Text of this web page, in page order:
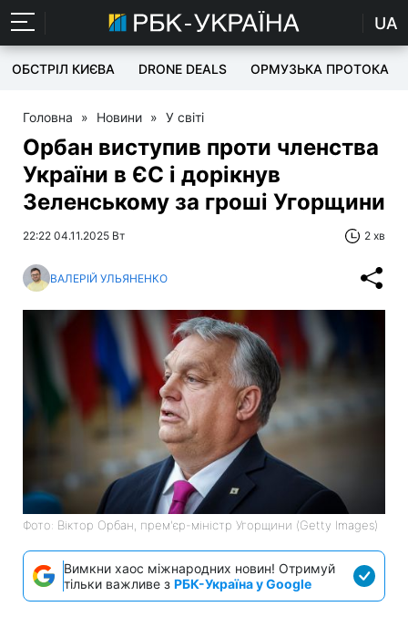
UA
ОБСТРІЛ КИЄВА DRONE DEALS ОРМУЗЬКА ПРОТОКА
Головна » Новини » У світі
Орбан виступив проти членства
України в ЄС і дорікнув
Зеленському за гроші Угорщини
22:22 04.11.2025 Вт 2 хв
ВАЛЕРІЙ УЛЬЯНЕНКО
Фото: Віктор Орбан, прем'єр-міністр Угорщини (Getty Images)
Вимкни хаос міжнародних новин! Отримуй
тільки важливе з РБК-Україна у Google